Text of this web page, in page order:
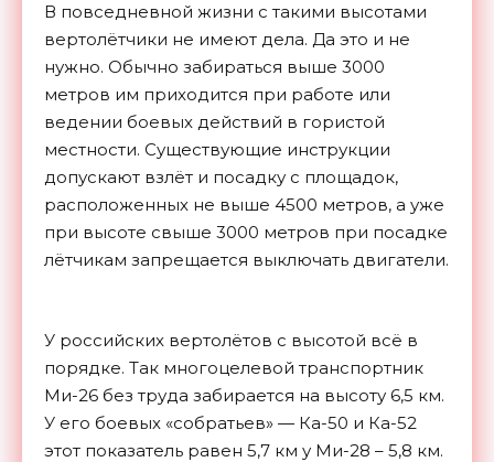
В повседневной жизни с такими высотами
вертолётчики не имеют дела. Да это и не
нужно. Обычно забираться выше 3000
метров им приходится при работе или
ведении боевых действий в гористой
местности. Существующие инструкции
допускают взлёт и посадку с площадок,
расположенных не выше 4500 метров, а уже
при высоте свыше 3000 метров при посадке
лётчикам запрещается выключать двигатели.
У российских вертолётов с высотой всё в
порядке. Так многоцелевой транспортник
Ми-26 без труда забирается на высоту 6,5 км.
У его боевых «собратьев» — Ка-50 и Ка-52
этот показатель равен 5,7 км у Ми-28 – 5,8 км.